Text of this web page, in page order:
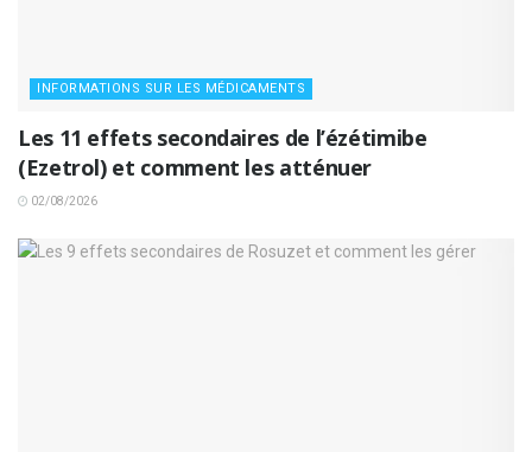
INFORMATIONS SUR LES MÉDICAMENTS
Les 11 effets secondaires de l’ézétimibe
(Ezetrol) et comment les atténuer
02/08/2026